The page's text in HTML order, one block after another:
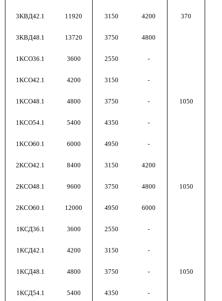
3KBД42.1 11920 3150 4200 370
3KBД48.1 13720 3750 4800
1KСO36.1 3600 2550 -
1KСO42.1 4200 3150 -
1KСO48.1 4800 3750 - 1050
1KСO54.1 5400 4350 -
1KСO60.1 6000 4950 -
2KCO42.1 8400 3150 4200
2KCO48.1 9600 3750 4800 1050
2KCO60.1 12000 4950 6000
1KСД36.1 3600 2550 -
1KСД42.1 4200 3150 -
1KСД48.1 4800 3750 - 1050
1KСД54.1 5400 4350 -